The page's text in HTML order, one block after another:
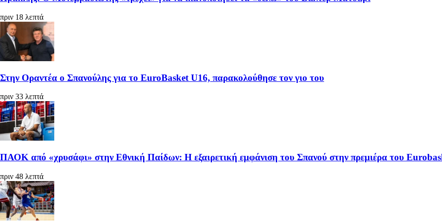
πριν 18 λεπτά
Στην Οραντέα ο Σπανούλης για το EuroBasket U16, παρακολούθησε τον γιο του
πριν 33 λεπτά
ΠΑΟΚ από «χρυσάφι» στην Εθνική Παίδων: Η εξαιρετική εμφάνιση του Σπανού στην πρεμιέρα του
πριν 48 λεπτά